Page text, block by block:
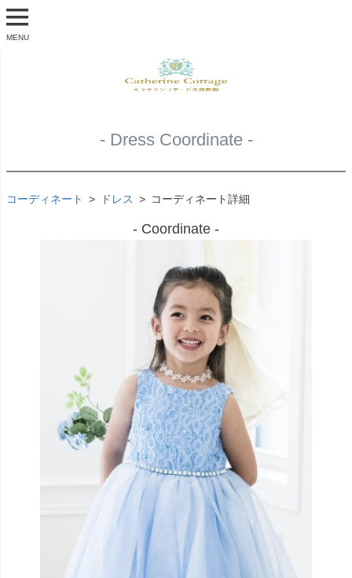
MENU
- Dress Coordinate -
コーディネート ドレス コーディネート詳細
- Coordinate -